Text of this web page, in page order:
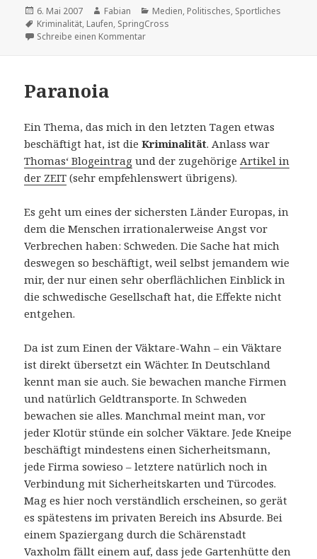
Veröffentlicht
am
6. Mai 2007 Autor
Fabian Kategorien
Medien, Politisches, Sportliches
Schlagwörter
Kriminalität, Laufen, SpringCross
Schreibe einen Kommentarzu Korrekturen
Paranoia
Ein Thema, das mich in den letzten Tagen etwas
beschäftigt hat, ist dieKriminalität. Anlass war
Thomas‘ Blogeintrag und der zugehörige Artikel in
der ZEIT (sehr empfehlenswert übrigens).
Es geht um eines der sichersten Länder Europas, in
dem die Menschen irrationalerweise Angst vor
Verbrechen haben: Schweden. Die Sache hat mich
deswegen so beschäftigt, weil selbst jemandem wie
mir, der nur einen sehr oberflächlichen Einblick in
die schwedische Gesellschaft hat, die Effekte nicht
entgehen.
Da ist zum Einen der Väktare-Wahn – ein Väktare
ist direkt übersetzt ein Wächter. In Deutschland
kennt man sie auch. Sie bewachen manche Firmen
und natürlich Geldtransporte. In Schweden
bewachen sie alles. Manchmal meint man, vor
jeder Klotür stünde ein solcher Väktare. Jede Kneipe
beschäftigt mindestens einen Sicherheitsmann,
jede Firma sowieso – letztere natürlich noch in
Verbindung mit Sicherheitskarten und Türcodes.
Mag es hier noch verständlich erscheinen, so gerät
es spätestens im privaten Bereich ins Absurde. Bei
einem Spaziergang durch die Schärenstadt
Vaxholm fällt einem auf, dass jede Gartenhütte den